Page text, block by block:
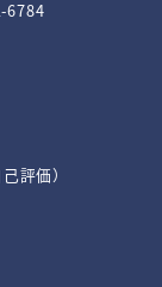
6784
評価）